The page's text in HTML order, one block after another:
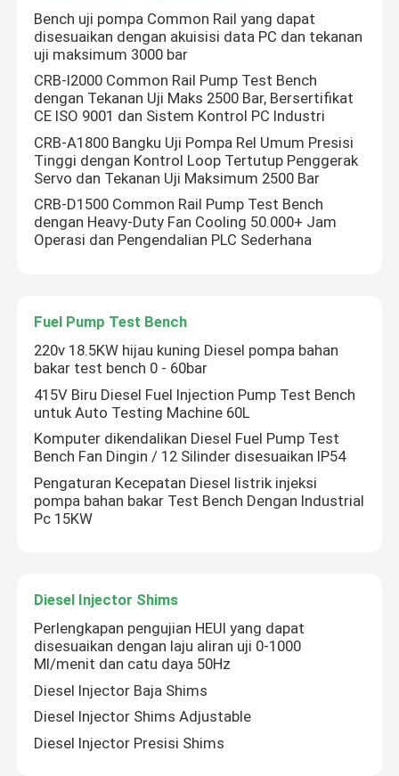
Bench uji pompa Common Rail yang dapat
disesuaikan dengan akuisisi data PC dan tekanan
uji maksimum 3000 bar
CRB-I2000 Common Rail Pump Test Bench
dengan Tekanan Uji Maks 2500 Bar, Bersertifikat
CE ISO 9001 dan Sistem Kontrol PC Industri
CRB-A1800 Bangku Uji Pompa Rel Umum Presisi
Tinggi dengan Kontrol Loop Tertutup Penggerak
Servo dan Tekanan Uji Maksimum 2500 Bar
CRB-D1500 Common Rail Pump Test Bench
dengan Heavy-Duty Fan Cooling 50.000+ Jam
Operasi dan Pengendalian PLC Sederhana
Fuel Pump Test Bench
220v 18.5KW hijau kuning Diesel pompa bahan
bakar test bench 0 - 60bar
415V Biru Diesel Fuel Injection Pump Test Bench
untuk Auto Testing Machine 60L
Komputer dikendalikan Diesel Fuel Pump Test
Bench Fan Dingin / 12 Silinder disesuaikan IP54
Pengaturan Kecepatan Diesel listrik injeksi
pompa bahan bakar Test Bench Dengan Industrial
Pc 15KW
Diesel Injector Shims
Perlengkapan pengujian HEUI yang dapat
disesuaikan dengan laju aliran uji 0-1000
Ml/menit dan catu daya 50Hz
Diesel Injector Baja Shims
Diesel Injector Shims Adjustable
Diesel Injector Presisi Shims